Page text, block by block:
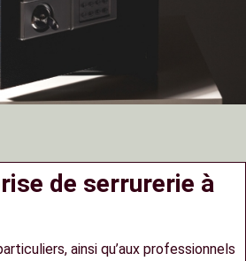
de serrurerie à
ainsi qu’aux professionnels